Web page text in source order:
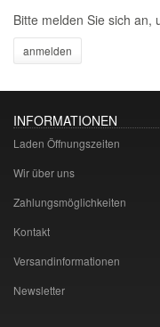
Bitte melden Sie sich an,
INFORMATIONEN
Laden Öffnungszeiten
Wir über uns
Zahlungsmöglichkeiten
Kontakt
Versandinformationen
Newsletter